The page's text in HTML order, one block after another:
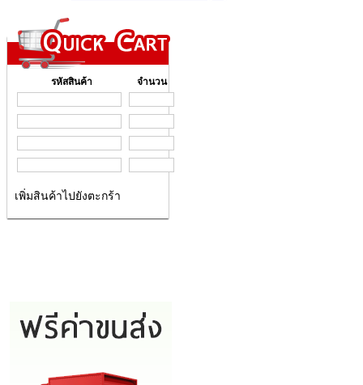
รหัสสินค้า จำนวน
เพิ่มสินค้าไปยังตะกร้า